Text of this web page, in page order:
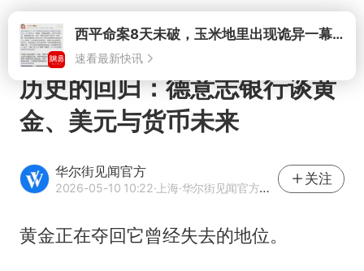
打开西平命案8天未破，玉米地里出现诡异一幕，我突然想起了欧金中
速看最新快讯
历史的回归：德意志银行谈黄
金、美元与货币未来
华尔街见闻官方
2026-05-10 10:22·上海·华尔街见闻官方网易号
关注
黄金正在夺回它曾经失去的地位。